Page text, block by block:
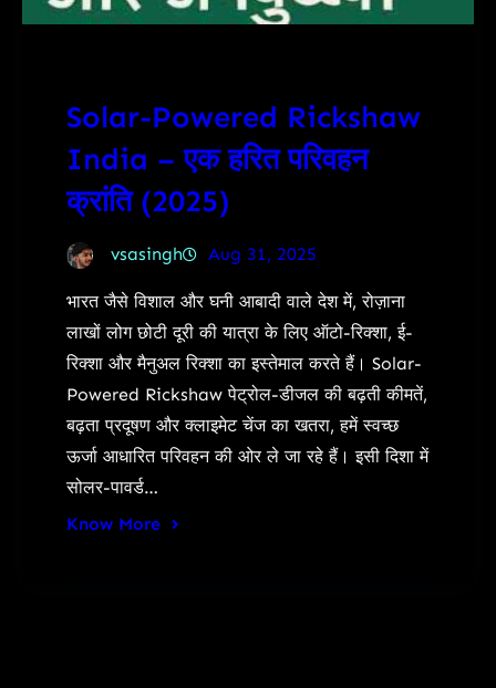
Solar-Powered Rickshaw
India – एक हरित परिवहन
क्रांति (2025)
vsasingh Aug 31, 2025
भारत जैसे विशाल और घनी आबादी वाले देश में, रोज़ाना
लाखों लोग छोटी दूरी की यात्रा के लिए ऑटो-रिक्शा, ई-
रिक्शा और मैनुअल रिक्शा का इस्तेमाल करते हैं। Solar-
Powered Rickshaw पेट्रोल-डीजल की बढ़ती कीमतें,
बढ़ता प्रदूषण और क्लाइमेट चेंज का खतरा, हमें स्वच्छ
ऊर्जा आधारित परिवहन की ओर ले जा रहे हैं। इसी दिशा में
सोलर-पावर्ड…
Know More